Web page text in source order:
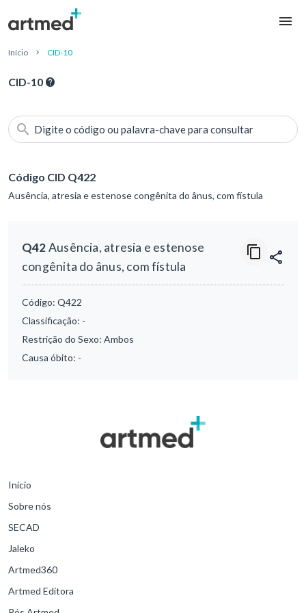
Início CID-10
CID-10
Digite o código ou palavra-chave para consultar
Código CID Q422
Ausência, atresia e estenose congênita do ânus, com fístula
Q42Ausência, atresia e estenose
congênita do ânus, com fístula
Código: Q422
Classificação: -
Restrição do Sexo: Ambos
Causa óbito: -
Início
Sobre nós
SECAD
Jaleko
Artmed360
Artmed Editora